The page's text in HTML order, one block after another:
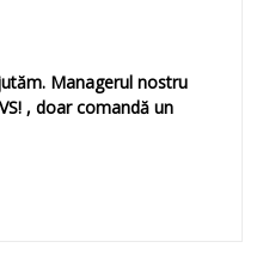
Managerul nostru
, doar comandă un